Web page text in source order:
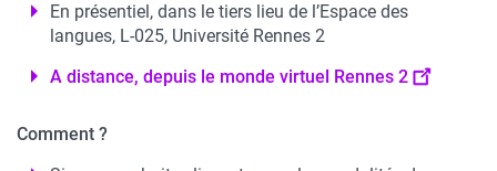
En présentiel, dans le tiers lieu de l’Espace des
langues, L-025, Université Rennes 2
A distance, depuis le monde virtuel Rennes 2
Comment ?